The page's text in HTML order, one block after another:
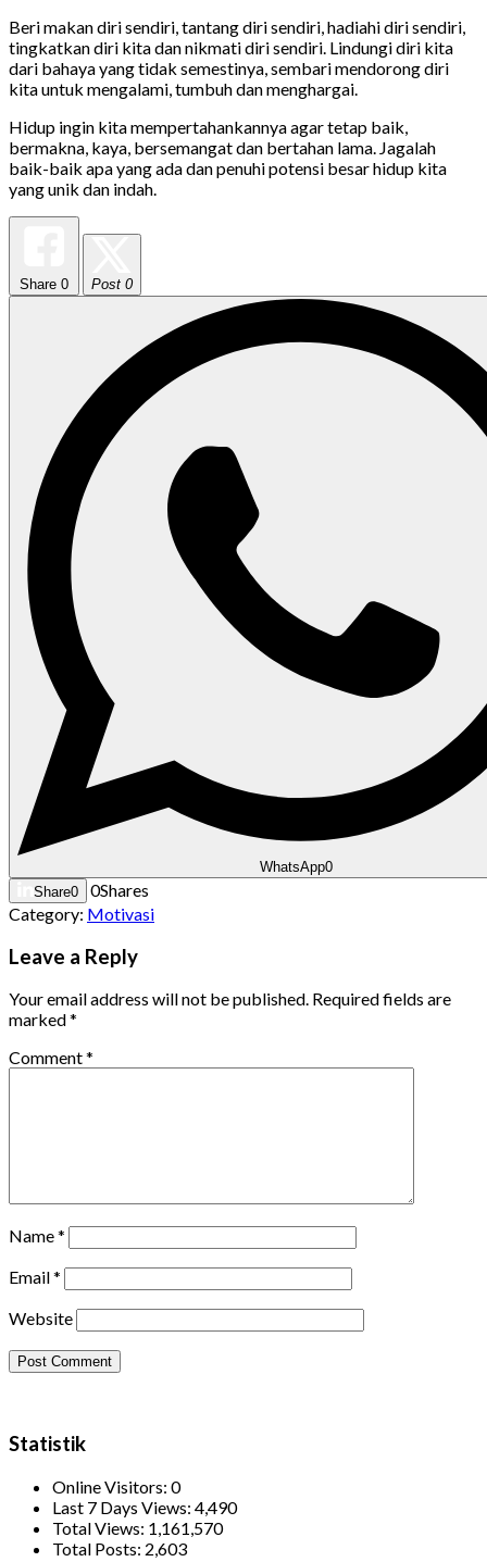
Beri makan diri sendiri, tantang diri sendiri, hadiahi diri sendiri,
tingkatkan diri kita dan nikmati diri sendiri. Lindungi diri kita
dari bahaya yang tidak semestinya, sembari mendorong diri
kita untuk mengalami, tumbuh dan menghargai.
Hidup ingin kita mempertahankannya agar tetap baik,
bermakna, kaya, bersemangat dan bertahan lama. Jagalah
baik-baik apa yang ada dan penuhi potensi besar hidup kita
yang unik dan indah.
Share 0 Post 0
WhatsApp0
Share0 0Shares
Category: Motivasi
Leave a Reply
Your email address will not be published. Required fields are
marked*
Comment*
Name*
Email*
Website
Statistik
Online Visitors: 0
Last 7 Days Views: 4,490
Total Views: 1,161,570
Total Posts: 2,603